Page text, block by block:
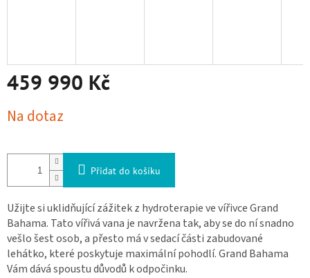
459 990 Kč
Na dotaz
Přidat do košíku
Užijte si uklidňující zážitek z hydroterapie ve vířivce Grand
Bahama. Tato vířivá vanaje navržena tak, aby se do ní snadno
vešlo šest osob, a přesto má v sedací části zabudované
lehátko, které poskytuje maximální pohodlí.Grand Bahama
Vám dává spoustu důvodů k odpočinku.